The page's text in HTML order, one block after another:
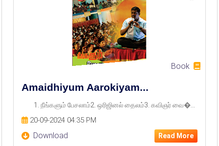
Book
Amaidhiyum Aarokiyam...
1. நீங்களும் பேசலாம்2. ஒரிஜினல் தைலம்3. கவிஞர் வை�...
20-09-2024 04:35 PM
Download Read More